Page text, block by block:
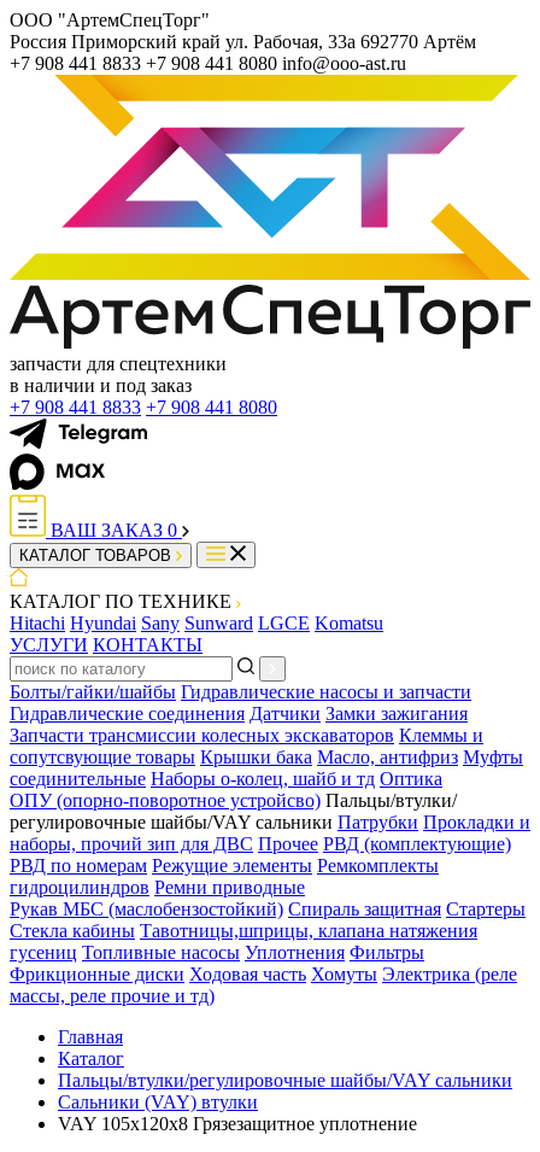
ООО "АртемСпецТорг"
Россия Приморский край ул. Рабочая, 33а 692770 Артём
+7 908 441 8833 +7 908 441 8080 info@ooo-ast.ru
запчасти для спецтехники
в наличии и под заказ
+7 908 441 8833 +7 908 441 8080
ВАШ ЗАКАЗ 0
КАТАЛОГ ТОВАРОВ
КАТАЛОГ ПО ТЕХНИКЕ
Hitachi Hyundai Sany Sunward LGCE Komatsu
УСЛУГИ КОНТАКТЫ
Болты/гайки/шайбы Гидравлические насосы и запчасти
Гидравлические соединения Датчики Замки зажигания
Запчасти трансмиссии колесных экскаваторов Клеммы и
сопутсвующие товары Крышки бака Масло, антифриз Муфты
соединительные Наборы о-колец, шайб и тд Оптика
ОПУ (опорно-поворотное устройсво) Пальцы/втулки/
регулировочные шайбы/VAY сальники Патрубки Прокладки и
наборы, прочий зип для ДВС Прочее РВД (комплектующие)
РВД по номерам Режущие элементы Ремкомплекты
гидроцилиндров Ремни приводные
Рукав МБС (маслобензостойкий) Спираль защитная Стартеры
Стекла кабины Тавотницы,шприцы, клапана натяжения
гусениц Топливные насосы Уплотнения Фильтры
Фрикционные диски Ходовая часть Хомуты Электрика (реле
массы, реле прочие и тд)
Главная
Каталог
Пальцы/втулки/регулировочные шайбы/VAY сальники
Сальники (VAY) втулки
VAY 105x120x8 Грязезащитное уплотнение